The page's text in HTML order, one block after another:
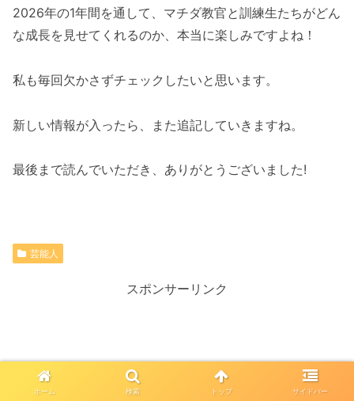
2026年の1年間を通して、マチダ教官と訓練生たちがどん
な成長を見せてくれるのか、本当に楽しみですよね！
私も毎回欠かさずチェックしたいと思います。
新しい情報が入ったら、また追記していきますね。
最後まで読んでいただき、ありがとうございました!
芸能人
スポンサーリンク
ホーム 検索 トップ サイドバー